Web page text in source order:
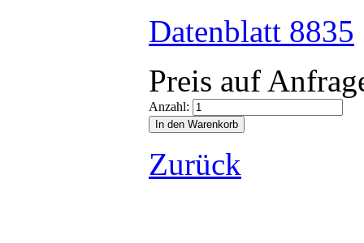
Datenblatt 8835
Preis auf
Anzahl:
Zurück